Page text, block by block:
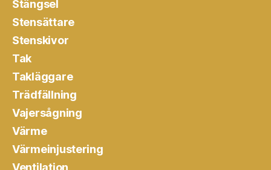
Stängsel
Stensättare
Stenskivor
Tak
Takläggare
Trädfällning
Vajersågning
Värme
Värmeinjustering
Ventilation